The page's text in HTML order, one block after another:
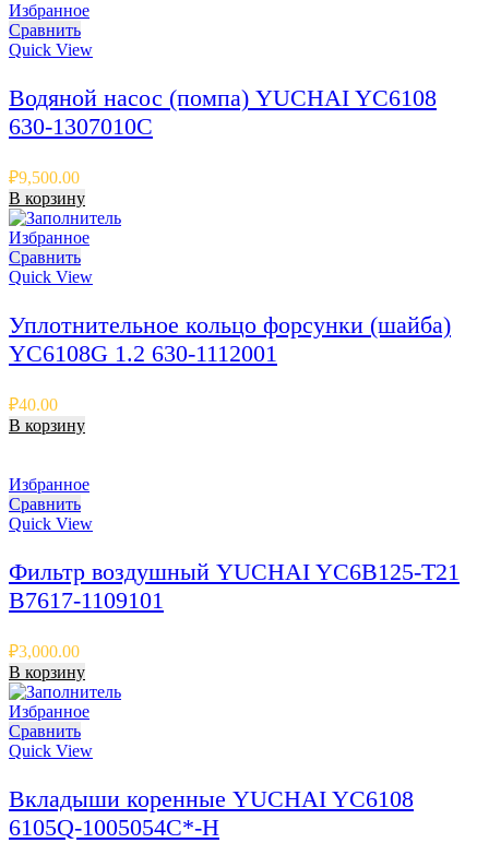
Избранное
Сравнить
Quick View
Водяной насос (помпа) YUCHAI YC6108
630-1307010С
₽9,500.00
В корзину
Избранное
Сравнить
Quick View
Уплотнительное кольцо форсунки (шайба)
YC6108G 1.2 630-1112001
₽40.00
В корзину
Избранное
Сравнить
Quick View
Фильтр воздушный YUCHAI YC6B125-T21
B7617-1109101
₽3,000.00
В корзину
Избранное
Сравнить
Quick View
Вкладыши коренные YUCHAI YC6108
6105Q-1005054C*-H